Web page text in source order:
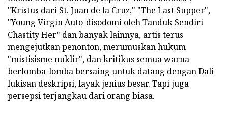
"Kristus dari St. Juan de la Cruz," "The Last Supper",
"Young Virgin Auto-disodomi oleh Tanduk Sendiri
Chastity Her" dan banyak lainnya, artis terus
mengejutkan penonton, merumuskan hukum
"mistisisme nuklir", dan kritikus semua warna
berlomba-lomba bersaing untuk datang dengan Dali
lukisan deskripsi, layak jenius besar. Tapi juga
persepsi terjangkau dari orang biasa.